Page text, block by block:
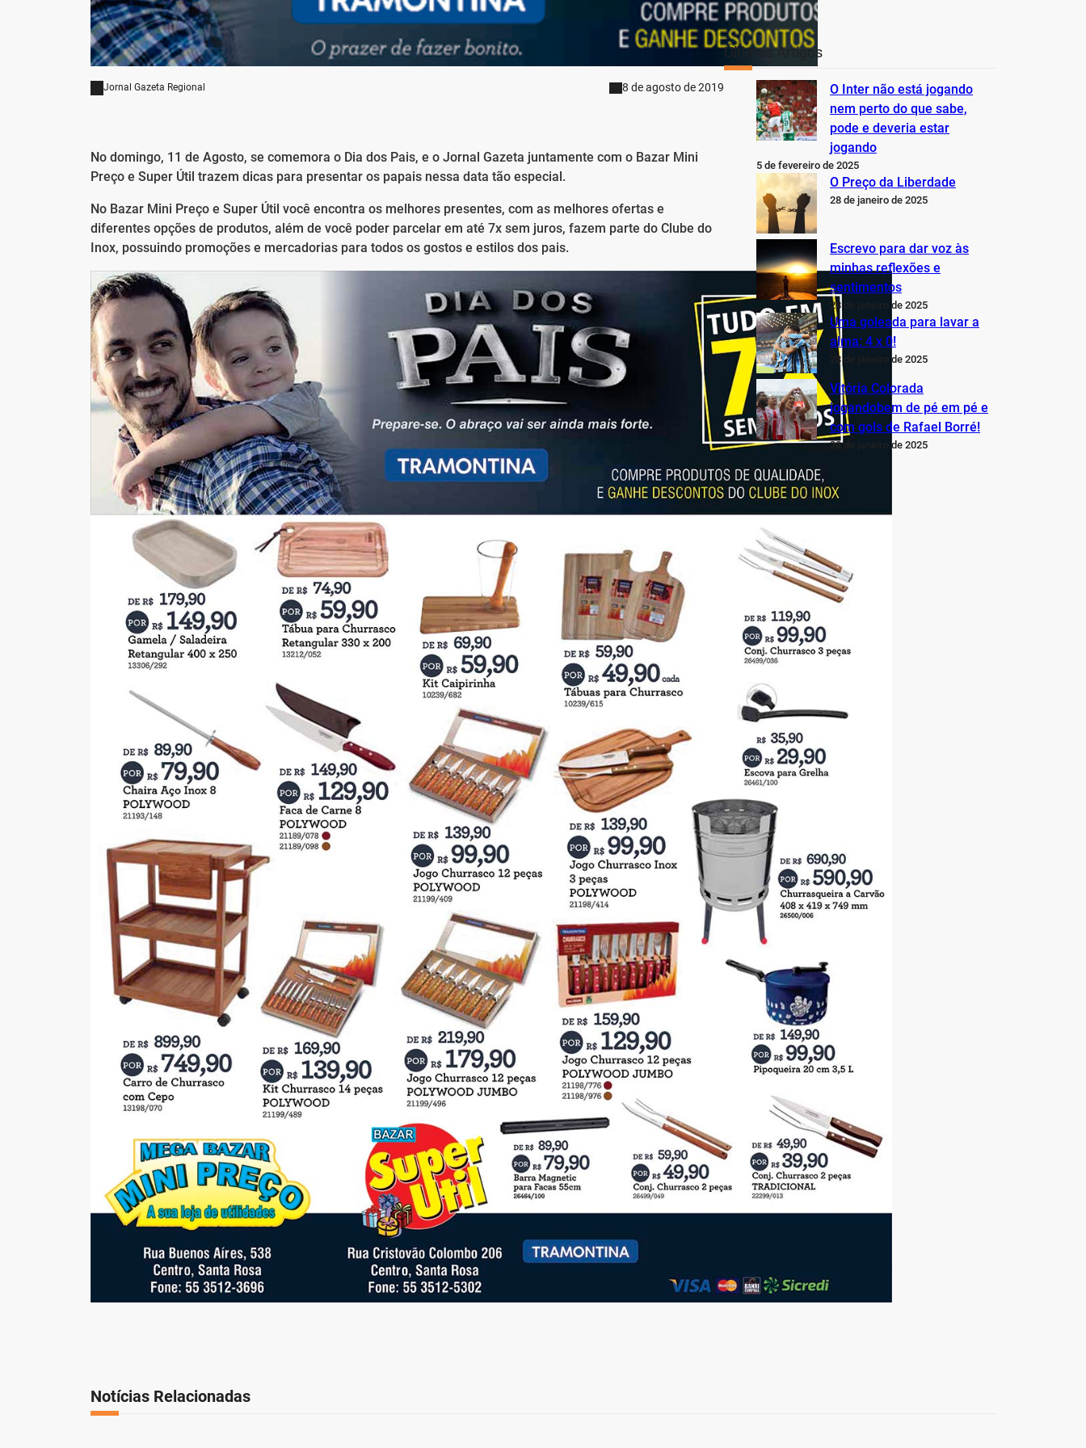
Jornal Gazeta Regional 8 de agosto de 2019
No domingo, 11 de Agosto, se comemora o Dia dos Pais, e o Jornal Gazeta juntamente com o Bazar Mini
Preço e Super Útil trazem dicas para presentar os papais nessa data tão especial.
No Bazar Mini Preço e Super Útil você encontra os melhores presentes, com as melhores ofertas e
diferentes opções de produtos, além de você poder parcelar em até 7x sem juros, fazem parte do Clube do
Inox, possuindo promoções e mercadorias para todos os gostos e estilos dos pais.
Últimos Artigos
O Inter não está jogando
nem perto do que sabe,
pode e deveria estar
jogando
5 de fevereiro de 2025
O Preço da Liberdade
28 de janeiro de 2025
Escrevo para dar voz às
minhas reflexões e
sentimentos
28 de janeiro de 2025
Uma goleada para lavar a
alma: 4 x 0!
28 de janeiro de 2025
Vitória Colorada
jogandobem de pé em pé e
com gols de Rafael Borré!
28 de janeiro de 2025
Notícias Relacionadas